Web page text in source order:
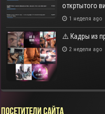
откртытого
1 неделя ago
⚠️ Кадры из
2 недели ago
Посетители сайта